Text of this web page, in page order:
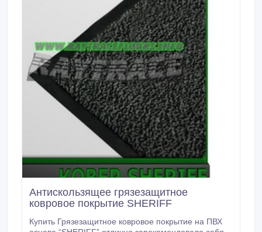
Антискользящее грязезащитное
ковровое покрытие SHERIFF
Купить Грязезащитное ковровое покрытие на ПВХ